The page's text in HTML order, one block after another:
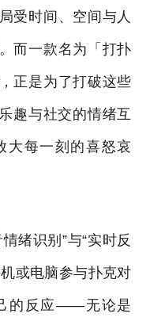
受时间、空间与人
而一款名为「打扑
正是为了打破这些
趣与社交的情绪互
大每一刻的喜怒哀
绪识别”与“实时反
或电脑参与扑克对
的反应——无论是